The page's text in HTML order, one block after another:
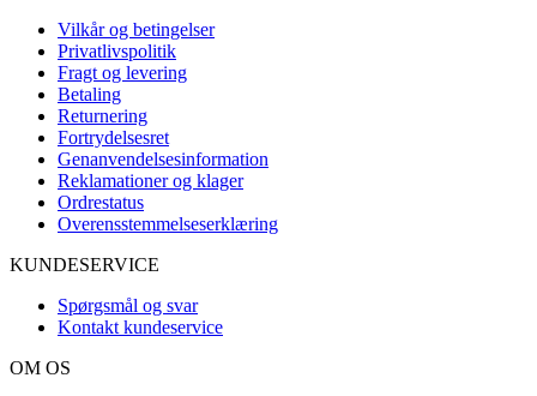
Vilkår og betingelser
Privatlivspolitik
Fragt og levering
Betaling
Returnering
Fortrydelsesret
Genanvendelsesinformation
Reklamationer og klager
Ordrestatus
Overensstemmelseserklæring
KUNDESERVICE
Spørgsmål og svar
Kontakt kundeservice
OM OS